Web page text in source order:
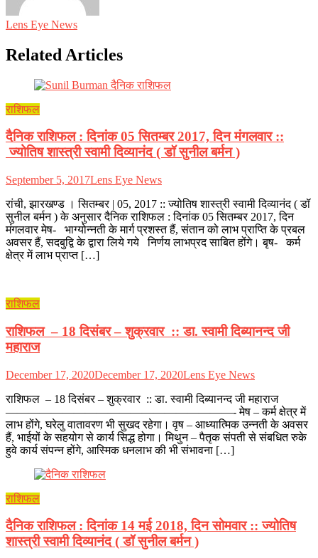
Lens Eye News
Related Articles
राशिफल
दैनिक राशिफल : दिनांक 05 सितम्बर 2017, दिन मंगलवार ::
ज्योतिष शास्त्री स्वामी दिव्यानंद ( डॉ सुनील बर्मन )
September 5, 2017Lens Eye News
रांची, झारखण्ड । सितम्बर | 05, 2017 :: ज्योतिष शास्त्री स्वामी दिव्यानंद ( डॉ
सुनील बर्मन ) के अनुसार दैनिक राशिफल : दिनांक 05 सितम्बर 2017, दिन
मंगलवार मेष- भाग्योन्नती के मार्ग प्रशस्त हैं, संतान को लाभ प्राप्ति के प्रबल
अवसर हैं, सदबुद्वि के द्वारा लिये गये निर्णय लाभप्रद साबित होंगे। बृष- कर्म
क्षेत्र में लाभ प्राप्त […]
राशिफल
राशिफल – 18 दिसंबर – शुक्रवार :: डा. स्वामी दिब्यानन्द जी
महाराज
December 17, 2020December 17, 2020Lens Eye News
राशिफल – 18 दिसंबर – शुक्रवार :: डा. स्वामी दिब्यानन्द जी महाराज
————————————————————- मेष – कर्म क्षेत्र में
लाभ होंगे, घरेलु वातावरण भी सुखद रहेगा। वृष – आध्यात्मिक उन्नती के अवसर
हैं, भाईयों के सहयोग से कार्य सिद्ध होगा। मिथुन – पैतृक संपती से संबधित रुके
हुवे कार्य संपन्न होंगे, आस्मिक धनलाभ की भी संभावना […]
राशिफल
दैनिक राशिफल : दिनांक 14 मई 2018, दिन सोमवार :: ज्योतिष
शास्त्री स्वामी दिव्यानंद ( डॉ सुनील बर्मन )